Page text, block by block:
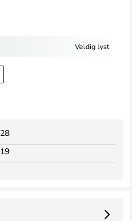
Veldig lyst
28
19